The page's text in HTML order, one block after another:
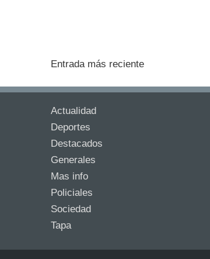
Entrada más reciente
Actualidad
Deportes
Destacados
Generales
Mas info
Policiales
Sociedad
Tapa